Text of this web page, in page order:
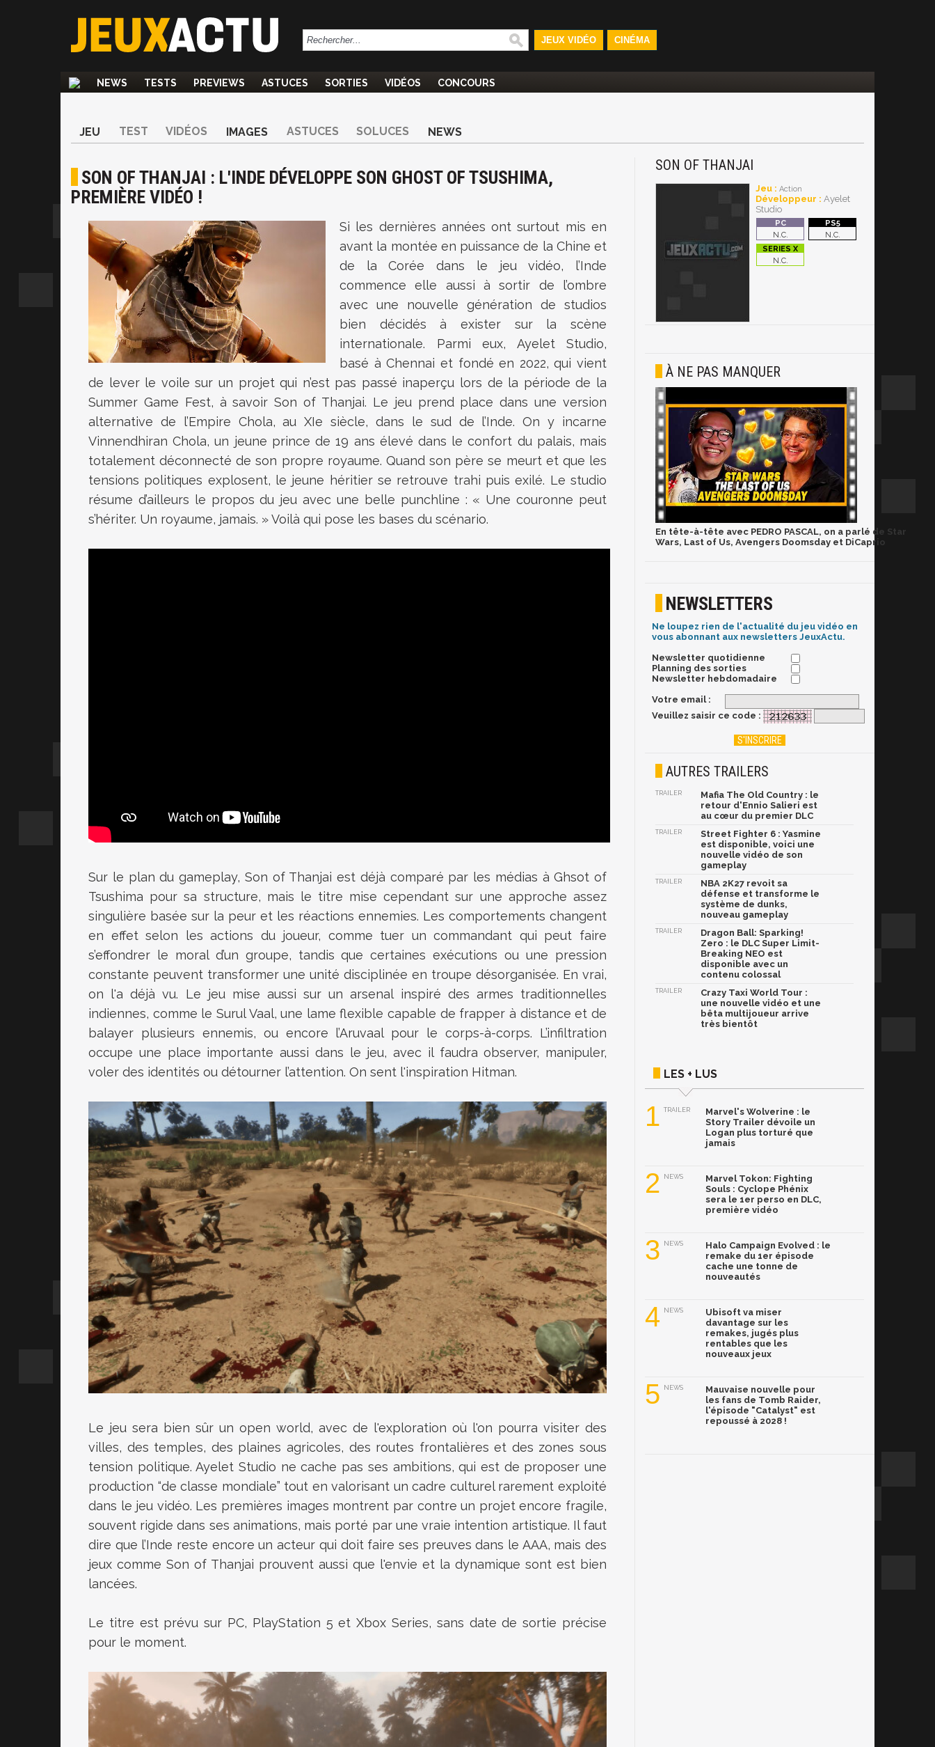
JEUX VIDÉO CINÉMA
NEWS TESTS PREVIEWS ASTUCES SORTIES VIDÉOS CONCOURS
JEU TEST VIDÉOS IMAGES ASTUCES SOLUCES NEWS
SON OF THANJAI : L'INDE DÉVELOPPE SON GHOST OF TSUSHIMA,
PREMIÈRE VIDÉO !
Si les dernières années ont surtout mis en
avant la montée en puissance de la Chine et
de la Corée dans le jeu vidéo, l’Inde
commence elle aussi à sortir de l’ombre
avec une nouvelle génération de studios
bien décidés à exister sur la scène
internationale. Parmi eux, Ayelet Studio,
basé à Chennai et fondé en 2022, qui vient
de lever le voile sur un projet qui n’est pas passé inaperçu lors de la période de la
Summer Game Fest, à savoir Son of Thanjai. Le jeu prend place dans une version
alternative de l’Empire Chola, au XIe siècle, dans le sud de l’Inde. On y incarne
Vinnendhiran Chola, un jeune prince de 19 ans élevé dans le confort du palais, mais
totalement déconnecté de son propre royaume. Quand son père se meurt et que les
tensions politiques explosent, le jeune héritier se retrouve trahi puis exilé. Le studio
résume d’ailleurs le propos du jeu avec une belle punchline : « Une couronne peut
s’hériter. Un royaume, jamais. » Voilà qui pose les bases du scénario.
Sur le plan du gameplay, Son of Thanjai est déjà comparé par les médias à Ghsot of
Tsushima pour sa structure, mais le titre mise cependant sur une approche assez
singulière basée sur la peur et les réactions ennemies. Les comportements changent
en effet selon les actions du joueur, comme tuer un commandant qui peut faire
s’effondrer le moral d’un groupe, tandis que certaines exécutions ou une pression
constante peuvent transformer une unité disciplinée en troupe désorganisée. En vrai,
on l'a déjà vu. Le jeu mise aussi sur un arsenal inspiré des armes traditionnelles
indiennes, comme le Surul Vaal, une lame flexible capable de frapper à distance et de
balayer plusieurs ennemis, ou encore l’Aruvaal pour le corps-à-corps. L’infiltration
occupe une place importante aussi dans le jeu, avec il faudra observer, manipuler,
voler des identités ou détourner l’attention. On sent l'inspiration Hitman.
Le jeu sera bien sûr un open world, avec de l'exploration où l'on pourra visiter des
villes, des temples, des plaines agricoles, des routes frontalières et des zones sous
tension politique. Ayelet Studio ne cache pas ses ambitions, qui est de proposer une
production “de classe mondiale” tout en valorisant un cadre culturel rarement exploité
dans le jeu vidéo. Les premières images montrent par contre un projet encore fragile,
souvent rigide dans ses animations, mais porté par une vraie intention artistique. Il faut
dire que l’Inde reste encore un acteur qui doit faire ses preuves dans le AAA, mais des
jeux comme Son of Thanjai prouvent aussi que l'envie et la dynamique sont est bien
lancées.
Le titre est prévu sur PC, PlayStation 5 et Xbox Series, sans date de sortie précise
pour le moment.
SON OF THANJAI
Jeu : Action
Développeur : Ayelet
Studio
N.C. N.C.
N.C.
À NE PAS MANQUER
En tête-à-tête avec PEDRO PASCAL, on a parlé de Star
Wars, Last of Us, Avengers Doomsday et DiCaprio
NEWSLETTERS
Ne loupez rien de l'actualité du jeu vidéo en
vous abonnant aux newsletters JeuxActu.
Newsletter quotidienne
Planning des sorties
Newsletter hebdomadaire
Votre email :
Veuillez saisir ce code :
AUTRES TRAILERS
TRAILER
Mafia The Old Country : le
retour d'Ennio Salieri est
au cœur du premier DLC
TRAILER
Street Fighter 6 : Yasmine
est disponible, voici une
nouvelle vidéo de son
gameplay
TRAILER
NBA 2K27 revoit sa
défense et transforme le
système de dunks,
nouveau gameplay
TRAILER
Dragon Ball: Sparking!
Zero : le DLC Super Limit-
Breaking NEO est
disponible avec un
contenu colossal
TRAILER
Crazy Taxi World Tour :
une nouvelle vidéo et une
bêta multijoueur arrive
très bientôt
LES + LUS
1 TRAILER
Marvel's Wolverine : le
Story Trailer dévoile un
Logan plus torturé que
jamais
2 NEWS
Marvel Tokon: Fighting
Souls : Cyclope Phénix
sera le 1er perso en DLC,
première vidéo
3 NEWS
Halo Campaign Evolved : le
remake du 1er épisode
cache une tonne de
nouveautés
4 NEWS
Ubisoft va miser
davantage sur les
remakes, jugés plus
rentables que les
nouveaux jeux
5 NEWS
Mauvaise nouvelle pour
les fans de Tomb Raider,
l'épisode "Catalyst" est
repoussé à 2028 !